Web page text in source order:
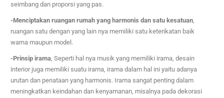
seimbang dan proporsi yang pas.
-Menciptakan ruangan rumah yang harmonis dan satu kesatuan,
ruangan satu dengan yang lain nya memiliki satu keterikatan baik
warna maupun model.
-Prinsip irama, Seperti hal nya musik yang memiliki irama, desain
interior juga memiliki suatu irama, irama dalam hal ini yaitu adanya
urutan dan penataan yang harmonis. Irama sangat penting dalam
meningkatkan keindahan dan kenyamanan, misalnya pada dekorasi